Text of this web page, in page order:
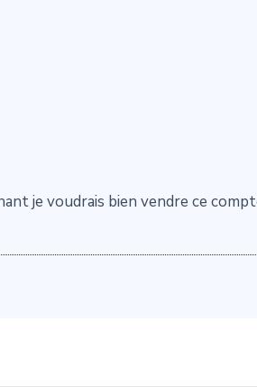
je voudrais bien vendre ce